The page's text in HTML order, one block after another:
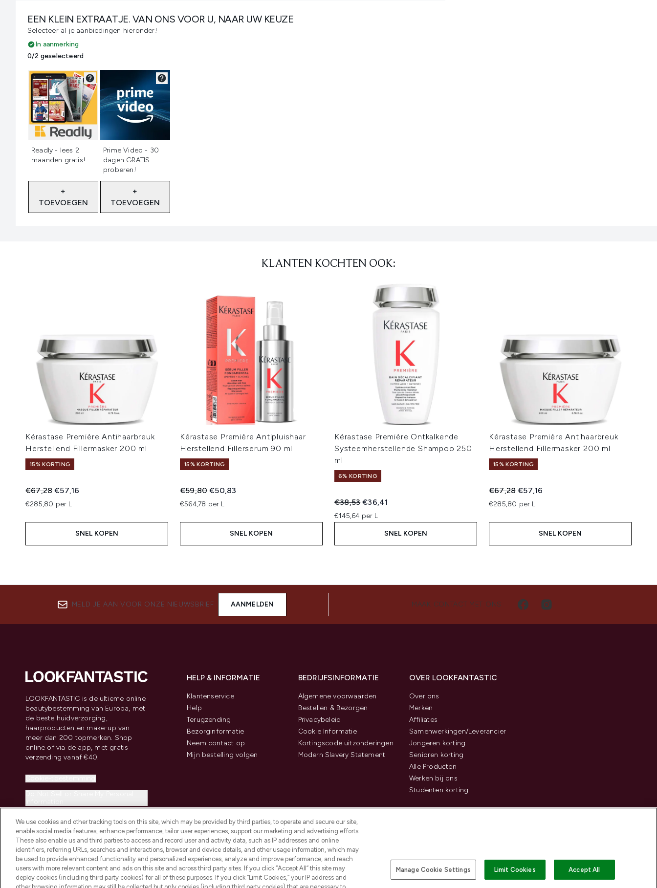
EEN KLEIN EXTRAATJE. VAN ONS VOOR U, NAAR UW KEUZE
Selecteer al je aanbiedingen hieronder!
In aanmerking
0/2 geselecteerd
Readly - lees 2
maanden gratis!
+
TOEVOEGEN
Prime Video - 30
dagen GRATIS
proberen!
+
TOEVOEGEN
KLANTEN KOCHTEN OOK:
Kérastase Première Antihaarbreuk
Herstellend Fillermasker 200 ml
15% KORTING
Recommended Retail Price:
€67,28Huidige prijs:
€57,16
€285,80 per L
SNEL KOPEN
Kérastase Première Antipluishaar
Herstellend Fillerserum 90 ml
15% KORTING
Recommended Retail Price:
€59,80Huidige prijs:
€50,83
€564,78 per L
SNEL KOPEN
Kérastase Première Ontkalkende
Systeemherstellende Shampoo 250
ml
6% KORTING
Recommended Retail Price:
€38,53Huidige prijs:
€36,41
€145,64 per L
SNEL KOPEN
Kérastase Première Antihaarbreuk
Herstellend Fillermasker 200 ml
15% KORTING
Recommended Retail Price:
€67,28Huidige prijs:
€57,16
€285,80 per L
SNEL KOPEN
MELD JE AAN VOOR ONZE NIEUWSBRIEF AANMELDEN MAAK CONTACT MET ONS
LOOKFANTASTIC is de ultieme online
beautybestemming van Europa, met
de beste huidverzorging,
haarproducten en make-up van
meer dan 200 topmerken. Shop
online of via de app, met gratis
verzending vanaf €40.
Information
HELP & INFORMATIE
Klantenservice
Help
Terugzending
Bezorginformatie
Neem contact op
Mijn bestelling volgen
BEDRIJFSINFORMATIE
Algemene voorwaarden
Bestellen & Bezorgen
Privacybeleid
Cookie Informatie
Kortingscode uitzonderingen
Modern Slavery Statement
OVER LOOKFANTASTIC
Over ons
Merken
Affiliates
Samenwerkingen/Leverancier
Jongeren korting
Senioren korting
Alle Producten
Werken bij ons
Studenten korting
2026 THG Beauty Europe GmbH Maximilianstrasse 54 80538 Munich Betaal veilig met
We use cookies and other tracking tools on this site, which may be provided by third parties, to operate and secure our site,
enable social media features, enhance performance, tailor user experiences, support our marketing and advertising efforts.
These also enable us and third parties to access and record user and activity data, such as IP addresses and online
identifiers, referring URLs, searches and interactions, browser and device details, and other usage information, which may
be used to provide enhanced functionality and personalized experiences, analyze and improve performance, and reach
users with more relevant content and ads on this site and across third party sites. If you click “Accept All” this site may
deploy cookies (including third party cookies) for all of these purposes. If you click “Limit Cookies,” your IP address and
Manage Cookie Settings Limit Cookies Accept All